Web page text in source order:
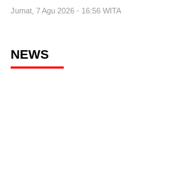
Jumat, 7 Agu 2026 - 16:56 WITA
NEWS